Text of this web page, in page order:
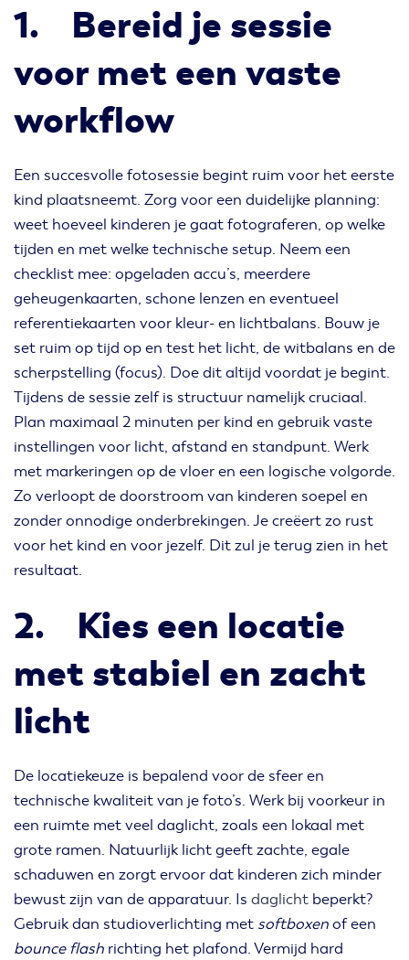
1. Bereid je sessie
voor met een vaste
workflow
Een succesvolle fotosessie begint ruim voor het eerste
kind plaatsneemt. Zorg voor een duidelijke planning:
weet hoeveel kinderen je gaat fotograferen, op welke
tijden en met welke technische setup. Neem een
checklist mee: opgeladen accu’s, meerdere
geheugenkaarten, schone lenzen en eventueel
referentiekaarten voor kleur- en lichtbalans. Bouw je
set ruim op tijd op en test het licht, de witbalans en de
scherpstelling (focus). Doe dit altijd voordat je begint.
Tijdens de sessie zelf is structuur namelijk cruciaal.
Plan maximaal 2 minuten per kind en gebruik vaste
instellingen voor licht, afstand en standpunt. Werk
met markeringen op de vloer en een logische volgorde.
Zo verloopt de doorstroom van kinderen soepel en
zonder onnodige onderbrekingen. Je creëert zo rust
voor het kind en voor jezelf. Dit zul je terug zien in het
resultaat.
2. Kies een locatie
met stabiel en zacht
licht
De locatiekeuze is bepalend voor de sfeer en
technische kwaliteit van je foto’s. Werk bij voorkeur in
een ruimte met veel daglicht, zoals een lokaal met
grote ramen. Natuurlijk licht geeft zachte, egale
schaduwen en zorgt ervoor dat kinderen zich minder
bewust zijn van de apparatuur. Is daglicht beperkt?
Gebruik dan studioverlichting met softboxenof een
bounce flash richting het plafond. Vermijd hard